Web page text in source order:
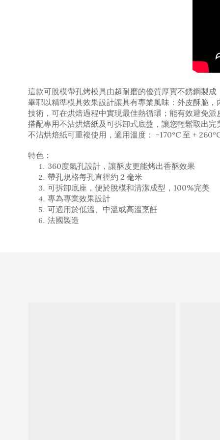
這款可脫模帶孔烤模具由超耐磨的優質厚實不銹鋼製
畢耶以精準模具效果設計讓具有專業風味：外皮酥脆
技術，可在烘焙過程中實現最佳熱循環；能有效避免
搭配專用不沾烘焙紙及可拆卸式底盤，讓您輕鬆取出完
不沾烘焙紙可重複使用，適用溫度： -170°C 至 +
特色：
360度氣孔設計，讓酥皮更能烤出香酥效果
帶孔規格每孔直徑約 2 毫米
可拆卸底座，便於脫模和清潔成型，100%完美
專為專業效果設計
可適用於低溫、中溫或高溫烹飪
法國製造